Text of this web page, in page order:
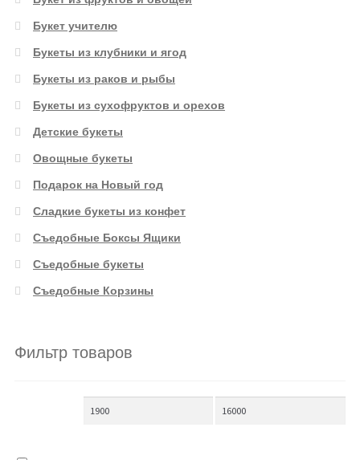
Букет учителю
Букеты из клубники и ягод
Букеты из раков и рыбы
Букеты из сухофруктов и орехов
Детские букеты
Овощные букеты
Подарок на Новый год
Сладкие букеты из конфет
Съедобные Боксы Ящики
Съедобные букеты
Съедобные Корзины
Фильтр товаров